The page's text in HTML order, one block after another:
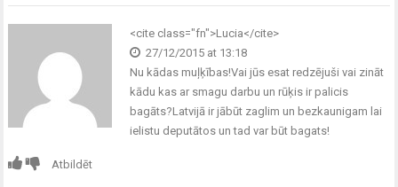
<cite class="fn">Lucia</cite>
27/12/2015 at 13:18
Nu kādas muļķības!Vai jūs esat redzējuši vai zināt
kādu kas ar smagu darbu un rūķis ir palicis
bagāts?Latvijā ir jābūt zaglim un bezkaunigam lai
ielistu deputātos un tad var būt bagats!
Atbildēt